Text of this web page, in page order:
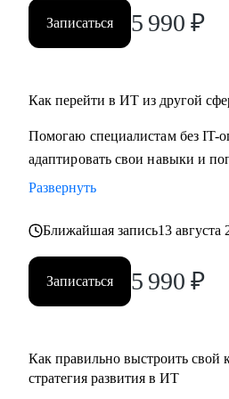
ты новичок и только
для тебя обзор на самые
Записаться 5 990 ₽
Как перейти в ИТ из другой
Помогаю специалистам без IT-
адаптировать свои навыки и
Развернуть
Ближайшая запись13 августа
Записаться 5 990 ₽
Как правильно выстроить свой
стратегия развития в ИТ